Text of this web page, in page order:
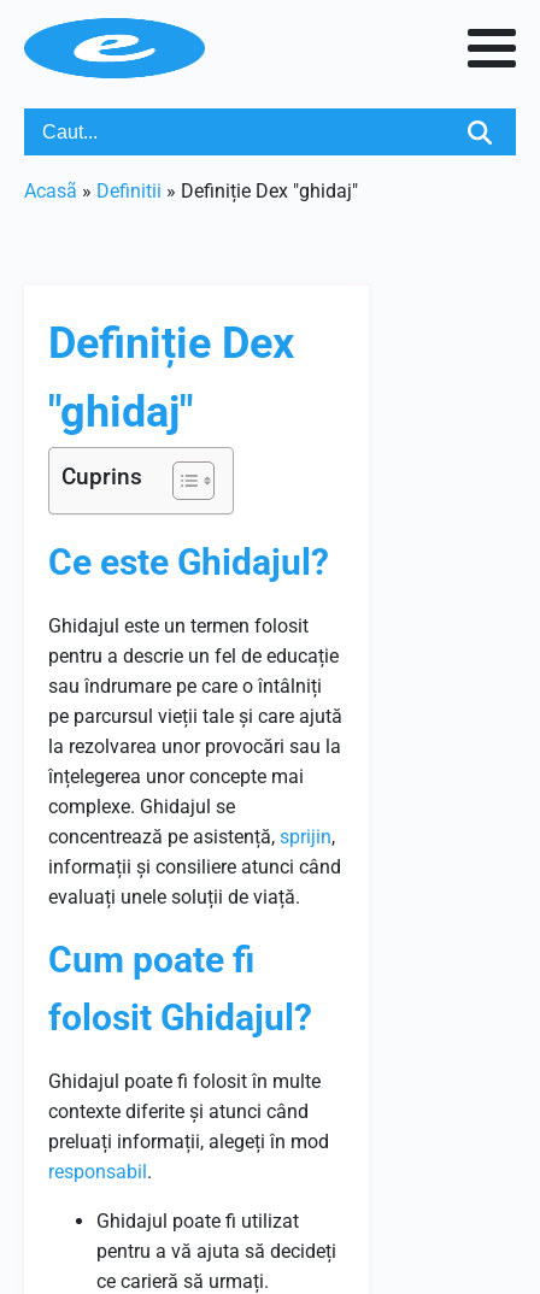
Acasã » Definitii » Definiție Dex "ghidaj"
Definiție Dex
"ghidaj"
Cuprins
Ce este Ghidajul?
Ghidajul este un termen folosit
pentru a descrie un fel de educație
sau îndrumare pe care o întâlniți
pe parcursul vieții tale și care ajută
la rezolvarea unor provocări sau la
înțelegerea unor concepte mai
complexe. Ghidajul se
concentrează pe asistență, sprijin,
informații și consiliere atunci când
evaluați unele soluții de viață.
Cum poate fi
folosit Ghidajul?
Ghidajul poate fi folosit în multe
contexte diferite și atunci când
preluați informații, alegeți în mod
responsabil.
Ghidajul poate fi utilizat
pentru a vă ajuta să decideți
ce carieră să urmați.